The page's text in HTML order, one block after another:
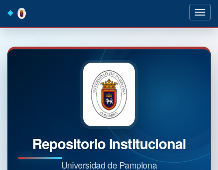
navigation
Repositorio Institucional
Universidad de Pamplona